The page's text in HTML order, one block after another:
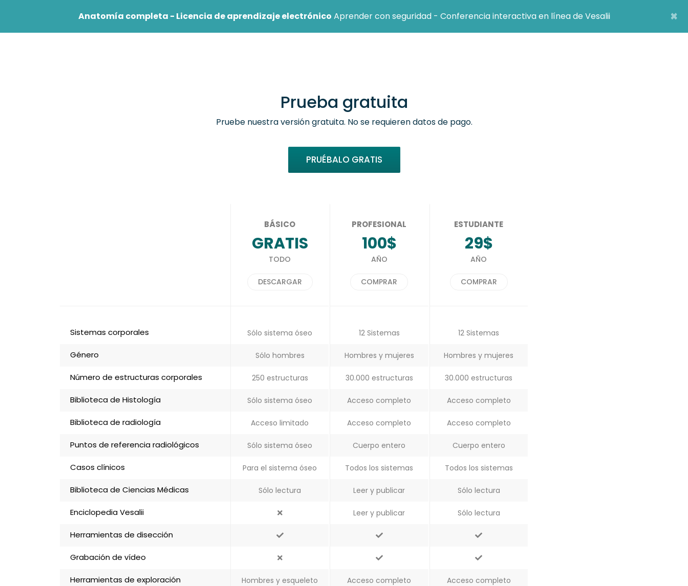
Anatomía completa - Licencia de aprendizaje electrónico Aprender con seguridad - Conferencia interactiva en línea de Vesalii ×
Estudiante Profesional Institución Centro de ayuda Blog
Prueba gratuita
Pruebe nuestra versión gratuita. No se requieren datos de pago.
PRUÉBALO GRATIS
Sistemas corporales
Género
Número de estructuras corporales
Biblioteca de Histología
Biblioteca de radiología
Puntos de referencia radiológicos
Casos clínicos
Biblioteca de Ciencias Médicas
Enciclopedia Vesalii
Herramientas de disección
Grabación de vídeo
Herramientas de exploración
BÁSICO
GRATIS
TODO
DESCARGAR
Sólo sistema óseo
Sólo hombres
250 estructuras
Sólo sistema óseo
Acceso limitado
Sólo sistema óseo
Para el sistema óseo
Sólo lectura
Hombres y esqueleto
PROFESIONAL
100$
AÑO
COMPRAR
12 Sistemas
Hombres y mujeres
30.000 estructuras
Acceso completo
Acceso completo
Cuerpo entero
Todos los sistemas
Leer y publicar
Leer y publicar
Acceso completo
ESTUDIANTE
29$
AÑO
COMPRAR
12 Sistemas
Hombres y mujeres
30.000 estructuras
Acceso completo
Acceso completo
Cuerpo entero
Todos los sistemas
Sólo lectura
Sólo lectura
Acceso completo